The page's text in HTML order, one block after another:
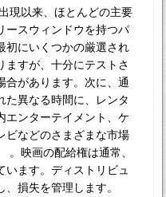
現以来、ほとんどの主要
ースウィンドウを持つパ
初にいくつかの厳選され
ますが、十分にテストさ
合があります。次に、通
た異なる時間に、レンタ
エンターテイメント、ケ
ビなどのさまざまな市場
。映画の配給権は通常、
います。ディストリビュ
損失を管理します。